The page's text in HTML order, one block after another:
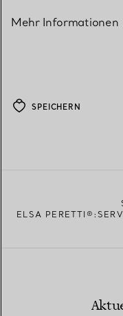
Mehr Informationen
SPEICHERN
ELSA